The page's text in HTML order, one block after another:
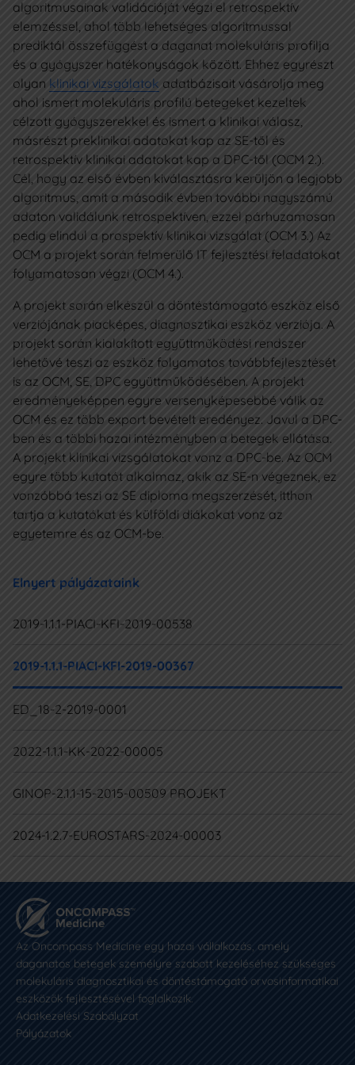
algoritmusainak validációját végzi el retrospektív
elemzéssel, ahol több lehetséges algoritmussal
prediktál összefüggést a daganat molekuláris profilja
és a gyógyszer hatékonyságok között. Ehhez egyrészt
olyan klinikai vizsgálatok adatbázisait vásárolja meg
ahol ismert molekuláris profilú betegeket kezeltek
célzott gyógyszerekkel és ismert a klinikai válasz,
másrészt preklinikai adatokat kap az SE-től és
retrospektív klinikai adatokat kap a DPC-től (OCM 2.).
Cél, hogy az első évben kiválasztásra kerüljön a legjobb
algoritmus, amit a második évben további nagyszámú
adaton validálunk retrospektíven, ezzel párhuzamosan
pedig elindul a prospektív klinikai vizsgálat (OCM 3.) Az
OCM a projekt során felmerülő IT fejlesztési feladatokat
folyamatosan végzi (OCM 4.).
A projekt során elkészül a döntéstámogató eszköz első
verziójának piacképes, diagnosztikai eszköz verziója. A
projekt során kialakított együttműködési rendszer
lehetővé teszi az eszköz folyamatos továbbfejlesztését
is az OCM, SE, DPC együttműködésében. A projekt
eredményeképpen egyre versenyképesebbé válik az
OCM és ez több export bevételt eredényez. Javul a DPC-
ben és a többi hazai intézményben a betegek ellátása.
A projekt klinikai vizsgálatokat vonz a DPC-be. Az OCM
egyre több kutatót alkalmaz, akik az SE-n végeznek, ez
vonzóbbá teszi az SE diploma megszerzését, itthon
tartja a kutatókat és külföldi diákokat vonz az
egyetemre és az OCM-be.
Elnyert pályázataink
2019-1.1.1-PIACI-KFI-2019-00538
2019-1.1.1-PIACI-KFI-2019-00367
ED_18-2-2019-0001
2022-1.1.1-KK-2022-00005
GINOP-2.1.1-15-2015-00509 PROJEKT
2024-1.2.7-EUROSTARS-2024-00003
Az Oncompass Medicine egy hazai vállalkozás, amely
daganatos betegek személyre szabott kezeléséhez szükséges
molekuláris diagnosztikai és döntéstámogató orvosinformatikai
eszközök fejlesztésével foglalkozik.
Adatkezelési Szabályzat
Pályázatok